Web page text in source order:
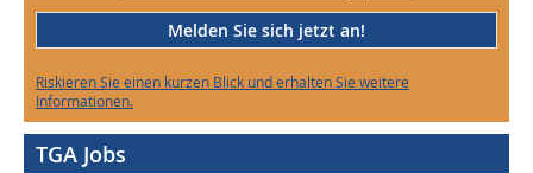
Melden Sie sich jetzt an!
Riskieren Sie einen kurzen Blick und erhalten Sie weitere
Informationen.
TGA Jobs